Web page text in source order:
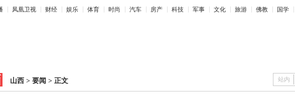
凤凰卫视 财经 娱乐 体育 时尚 汽车 房产 科技 军事 文化 旅游 佛教 国学
山西 > 要闻 > 正文 站内